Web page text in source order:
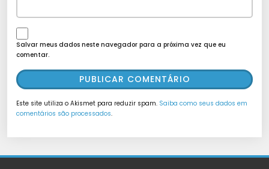
Salvar meus dados neste navegador para a próxima vez que eu
comentar.
Este site utiliza o Akismet para reduzir spam. Saiba como seus dados em
comentários são processados.